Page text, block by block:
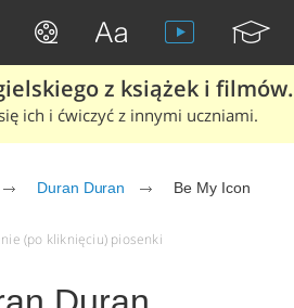
z książek i filmów.
ich i ćwiczyć z innymi uczniami.
Duran Duran Be My Icon
(po kliknięciu) piosenki